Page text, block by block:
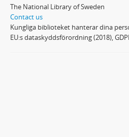
The National Library of Sweden
Contact us
Kungliga biblioteket hanterar dina
EU:s dataskyddsförordning (2018),